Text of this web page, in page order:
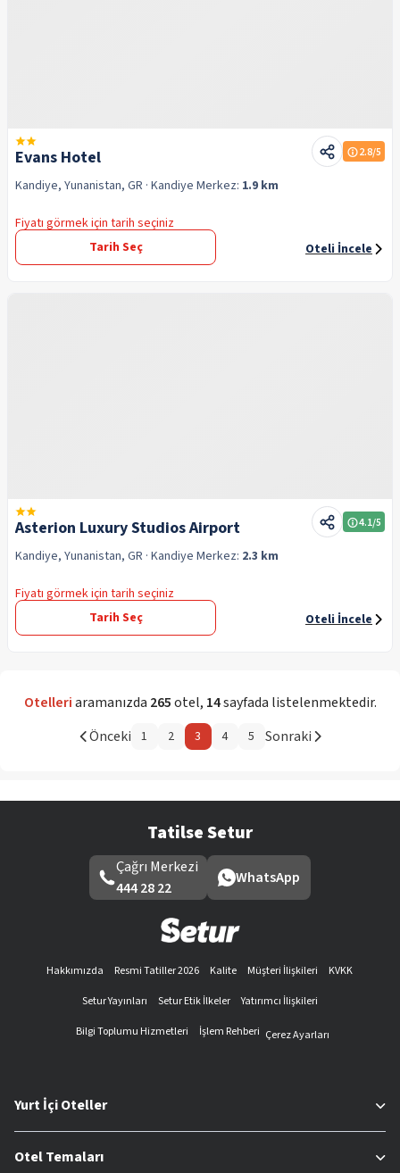
Evans Hotel 2.8/5
Kandiye, Yunanistan, GR · Kandiye Merkez: 1.9 km
Fiyatı görmek için tarih seçiniz
Tarih Seç
Oteli İncele
Asterion Luxury Studios Airport 4.1/5
Kandiye, Yunanistan, GR · Kandiye Merkez: 2.3 km
Fiyatı görmek için tarih seçiniz
Tarih Seç
Oteli İncele
Otelleriaramanızda 265otel, 14sayfada listelenmektedir.
Önceki 1 2 3 4 5 Sonraki
Tatilse Setur
Çağrı Merkezi
444 28 22
WhatsApp
Hakkımızda Resmi Tatiller 2026 Kalite Müşteri İlişkileri
KVKK
Setur Yayınları
Setur Etik İlkeler
Yatırımcı İlişkileri
Bilgi Toplumu Hizmetleri
İşlem Rehberi Çerez Ayarları
Yurt İçi Oteller
Otel Temaları